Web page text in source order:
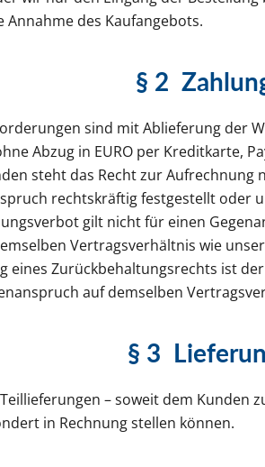
Annahme des Kaufangebots.
§ 2
sind mit Ablieferung der
Abzug in EURO per Kreditkarte,
steht das Recht zur Aufrechnung
rechtskräftig festgestellt oder
gilt nicht für einen
Vertragsverhältnis wie
eines Zurückbehaltungsrechts ist
auf demselben
§ 3
– soweit dem Kunden
in Rechnung stellen können.